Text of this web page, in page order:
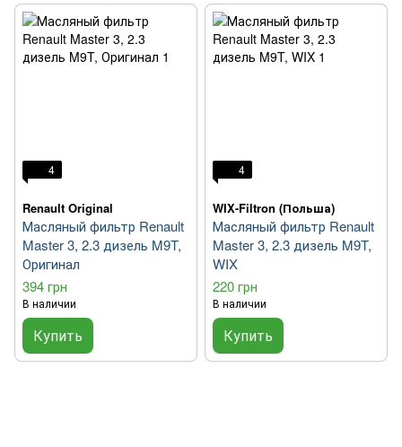
4
Renault Original
Масляный фильтр Renault
Master 3, 2.3 дизель M9T,
Оригинал
394 грн
В наличии
Купить
4
WIX-Filtron (Польша)
Масляный фильтр Renault
Master 3, 2.3 дизель M9T,
WIX
220 грн
В наличии
Купить